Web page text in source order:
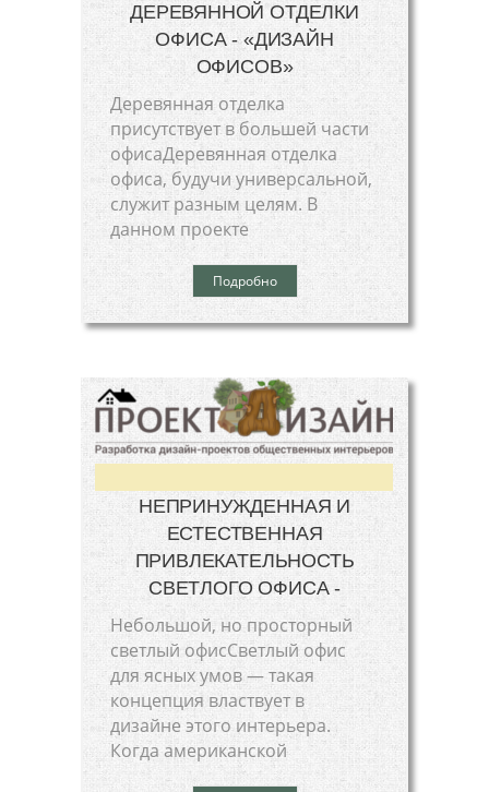
ДЕРЕВЯННОЙ ОТДЕЛКИ
ОФИСА - «ДИЗАЙН
ОФИСОВ»
Деревянная отделка
присутствует в большей части
офисаДеревянная отделка
офиса, будучи универсальной,
служит разным целям. В
данном проекте
Подробно
НЕПРИНУЖДЕННАЯ И
ЕСТЕСТВЕННАЯ
ПРИВЛЕКАТЕЛЬНОСТЬ
СВЕТЛОГО ОФИСА -
Небольшой, но просторный
светлый офисСветлый офис
для ясных умов — такая
концепция властвует в
дизайне этого интерьера.
Когда американской